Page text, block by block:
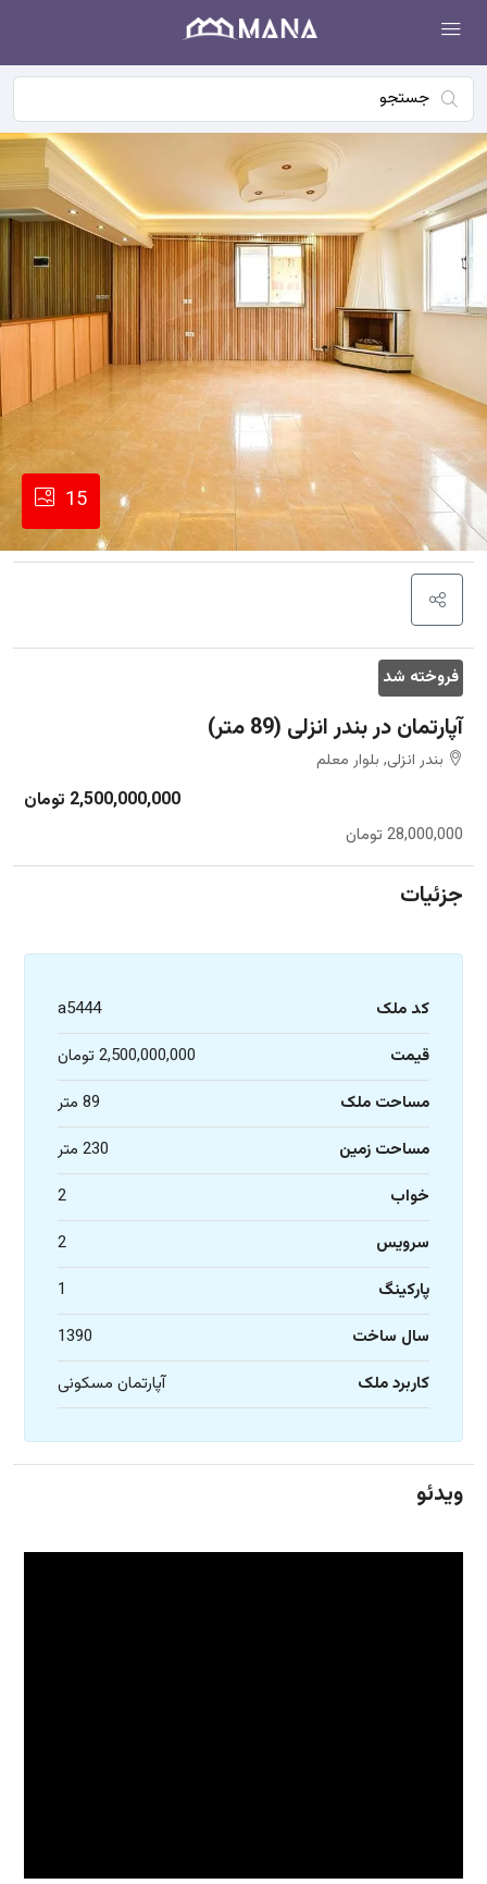
15
فروخته شد
آپارتمان در بندر انزلی (89 متر)
بندر انزلی, بلوار معلم
2,500,000,000 تومان
28,000,000 تومان
جزئیات
کد ملک
a5444
قیمت
2,500,000,000 تومان
مساحت ملک
89 متر
مساحت زمین
230 متر
خواب
2
سرویس
2
پارکینگ
1
سال ساخت
1390
کاربرد ملک
آپارتمان مسکونی
ویدئو